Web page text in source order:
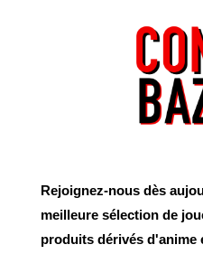
Rejoignez-nous dès
meilleure sélection de
produits dérivés d'anime